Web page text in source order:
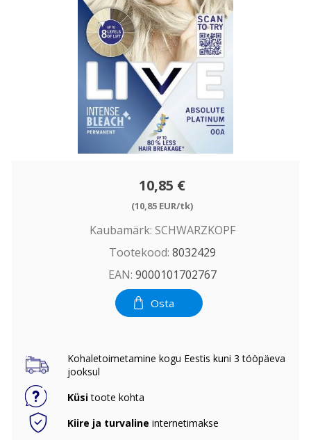
10,85 €
(10,85 EUR/tk)
Kaubamärk: SCHWARZKOPF
Tootekood: 8032429
EAN: 9000101702767
Osta
Kohaletoimetamine kogu Eestis kuni 3 tööpäeva
jooksul
Küsitoote kohta
Kiire ja turvaline internetimakse